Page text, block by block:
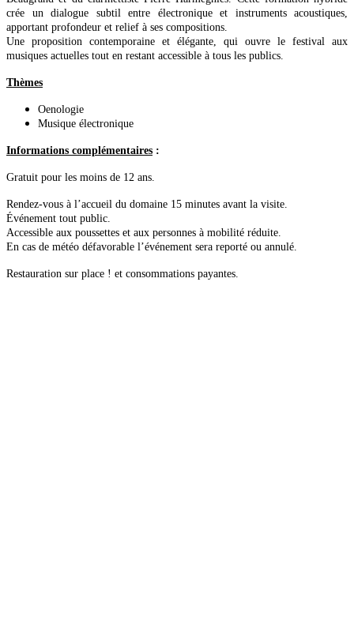
crée un dialogue subtil entre électronique et instruments acoustiques,
apportant profondeur et relief à ses compositions.
Une proposition contemporaine et élégante, qui ouvre le festival aux
musiques actuelles tout en restant accessible à tous les publics.
Thèmes
Oenologie
Musique électronique
Informations complémentaires :
Gratuit pour les moins de 12 ans.
Rendez-vous à l’accueil du domaine 15 minutes avant la visite.
Événement tout public.
Accessible aux poussettes et aux personnes à mobilité réduite.
En cas de météo défavorable l’événement sera reporté ou annulé.
Restauration sur place ! et consommations payantes.